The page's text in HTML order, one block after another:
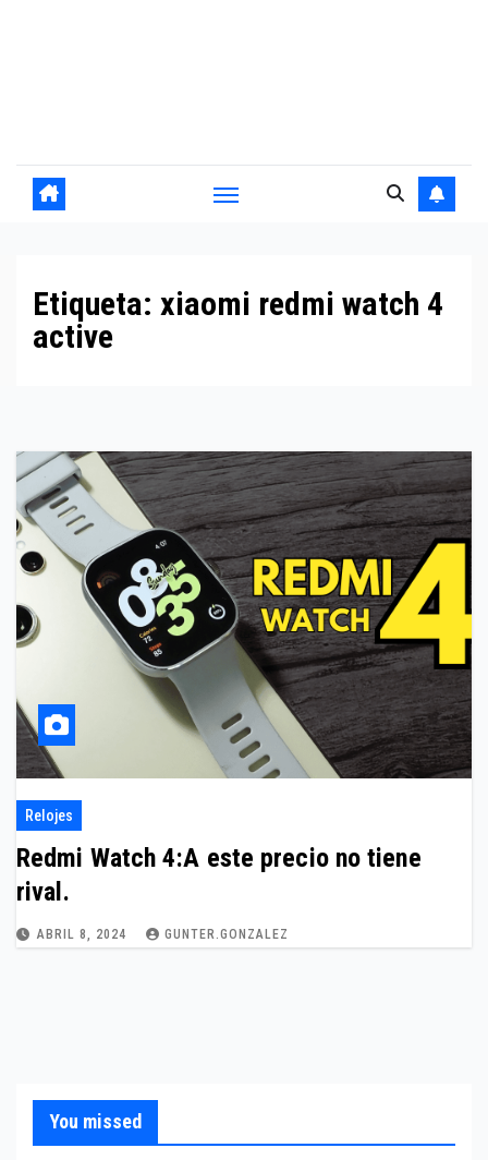
Etiqueta: xiaomi redmi watch 4
active
Relojes
Redmi Watch 4:A este precio no tiene
rival.
ABRIL 8, 2024 GUNTER.GONZALEZ
You missed